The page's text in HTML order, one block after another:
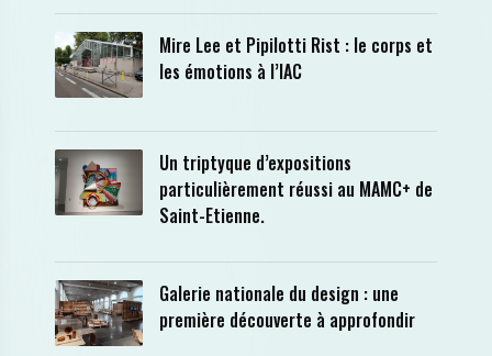
Mire Lee et Pipilotti Rist : le corps et
les émotions à l’IAC
Un triptyque d’expositions
particulièrement réussi au MAMC+ de
Saint-Etienne.
Galerie nationale du design : une
première découverte à approfondir